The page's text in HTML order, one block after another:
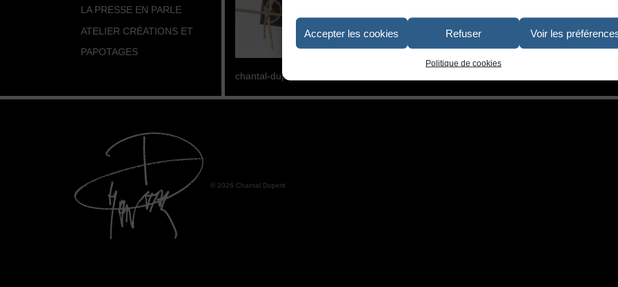
Accepter les cookies Refuser Voir les
Politique de cookies
chantal-dupetit-decoration-interieure-maison-d-hotes-cadre-ourson
LA PRESSE EN PARLE
ATELIER CRÉATIONS ET
PAPOTAGES
© 2026 Chantal Dupetit